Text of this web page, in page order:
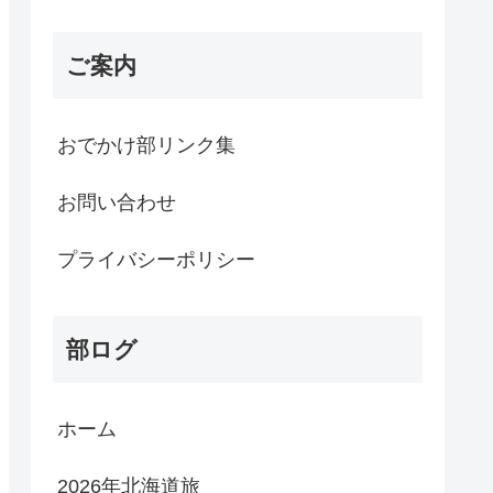
ご案内
おでかけ部リンク集
お問い合わせ
プライバシーポリシー
部ログ
ホーム
2026年北海道旅